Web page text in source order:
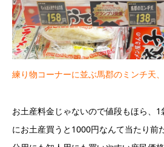
練り物コーナーに並ぶ馬郡のミンチ天
お土産料金じゃないので値段もほら、
にお土産買うと1000円なんて当たり前